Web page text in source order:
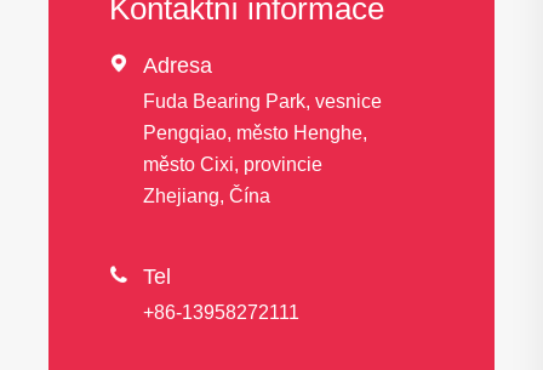
Kontaktní informace
 Adresa
Fuda Bearing Park, vesnice
Pengqiao, město Henghe,
město Cixi, provincie
Zhejiang, Čína
 Tel
+86-13958272111